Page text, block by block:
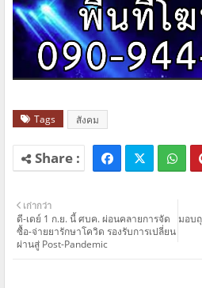
Tags สังคม
มอบ
เก่ากว่า
ดี-เดย์ 1 ก.ย. นี้ ศบค. ผ่อนคลายการจัด
ซื้อ-จ่ายยารักษาโควิด รองรับการเปลี่ยน
ผ่านสู่ Post-Pandemic